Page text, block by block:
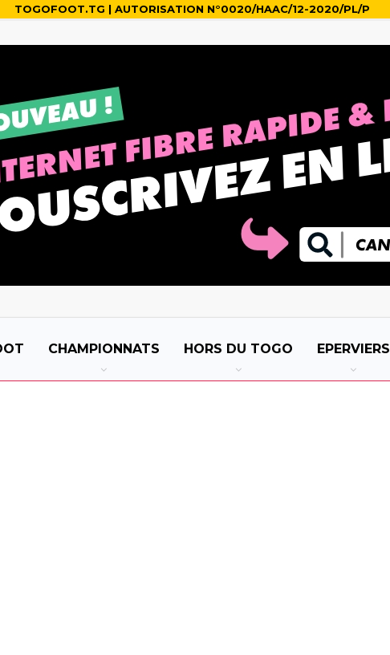
TOGOFOOT.TG | AUTORISATION N°0020/HAAC/12-2020/PL/P
CHAMPIONNATS HORS DU TOGO EPERVIERS